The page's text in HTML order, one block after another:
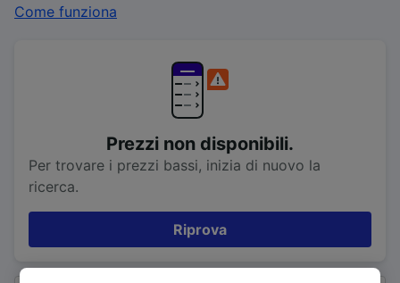
Come funziona
Prezzi non disponibili.
Per trovare i prezzi bassi, inizia di nuovo la
ricerca.
Riprova